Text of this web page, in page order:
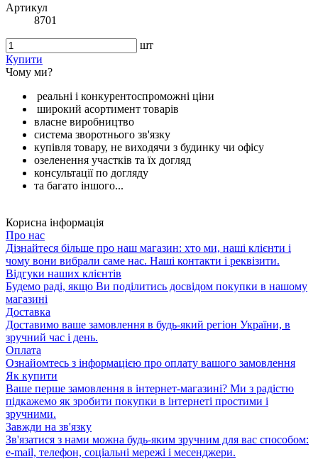
Артикул
8701
шт
Купити
Чому ми?
реальні і конкурентоспроможні ціни
широкий асортимент товарів
власне виробництво
система зворотнього зв'язку
купівля товару, не виходячи з будинку чи офісу
озеленення участків та їх догляд
консультації по догляду
та багато іншого...
Корисна інформація
Про нас
Дізнайтеся більше про наш магазин: хто ми, наші клієнти і
чому вони вибрали саме нас. Наші контакти і реквізити.
Відгуки наших клієнтів
Будемо раді, якщо Ви поділитись досвідом покупки в нашому
магазині
Доставка
Доставимо ваше замовлення в будь-який регіон України, в
зручний час і день.
Оплата
Ознайомтесь з інформацією про оплату вашого замовлення
Як купити
Ваше перше замовлення в інтернет-магазині? Ми з радістю
підкажемо як зробити покупки в інтернеті простими і
зручними.
Завжди на зв'язку
Зв'язатися з нами можна будь-яким зручним для вас способом:
e-mail, телефон, соціальні мережі і месенджери.